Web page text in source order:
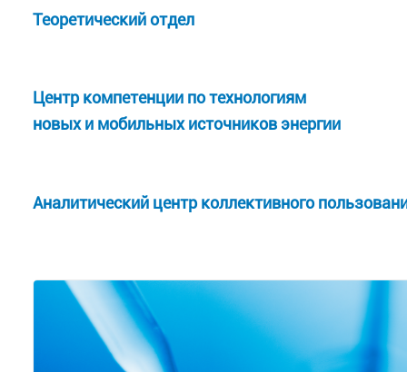
Теоретический отдел
Центр компетенции по технологиям
новых и мобильных источников энергии
Аналитический центр коллективного